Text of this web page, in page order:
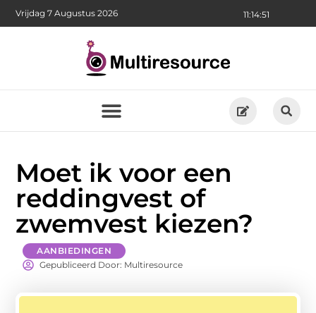
11:14:52
Vrijdag 7 Augustus 2026
Moet ik voor een
reddingvest of
zwemvest kiezen?
AANBIEDINGEN
Gepubliceerd Door: Multiresource